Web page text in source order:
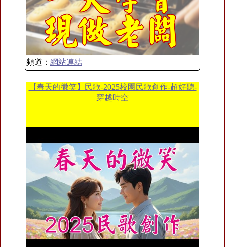
頻道： 網站連結
【春天的微笑】民歌-2025校園民歌創作-超好聽-
穿越時空